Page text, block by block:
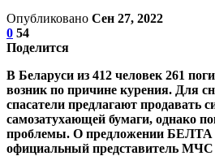
Опубликовано Сен 27, 2022
0 54
Поделится
В Беларуси из 412 человек 261
возник по причине курения. Для
спасатели предлагают продавать
самозатухающей бумаги, однако
проблемы. О предложении БЕЛТА
официальный представитель МЧС